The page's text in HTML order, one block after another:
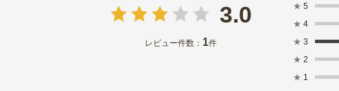
3.0
レビュー件数： 1件
★ 5
★ 4
★ 3
★ 2
★ 1